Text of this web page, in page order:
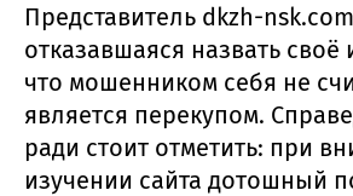
Представитель dkzh-
отказавшаяся назвать своё
что мошенником себя не
является перекупом.
ради стоит отметить: при
изучении сайта дотошный